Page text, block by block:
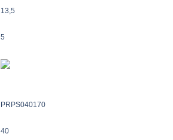
13,5
5
PRPS040170
40